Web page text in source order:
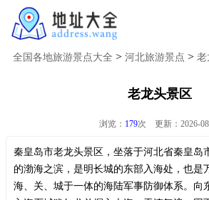
全国各地旅游景点大全 > 河北旅游景点 > 老
老龙头景区
浏览： 179次 更新：2026-
秦皇岛市老龙头景区，坐落于河北省秦皇岛
的渤海之滨，是明长城的东部入海处，也是
海、关、城于一体的海陆军事防御体系。向